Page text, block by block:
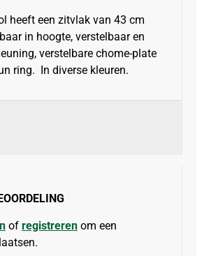
heeft een zitvlak van 43 cm
in hoogte, verstelbaar en
verstelbare chome-plate
ring. In diverse kleuren.
of registreren om een